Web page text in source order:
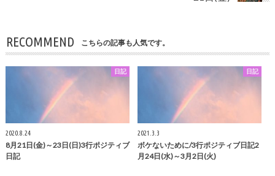
RECOMMEND こちらの記事も人気です。
日記
2020.8.24
8月21日(金)～23日(日)3行ポジティブ
日記
日記
2021.3.3
ボケないために/3行ポジティブ日記2
月24日(水)～3月2日(火)